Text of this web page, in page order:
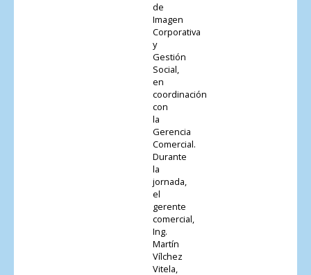
de
Imagen
Corporativa
y
Gestión
Social,
en
coordinación
con
la
Gerencia
Comercial.
Durante
la
jornada,
el
gerente
comercial,
Ing.
Martín
Vílchez
Vitela,